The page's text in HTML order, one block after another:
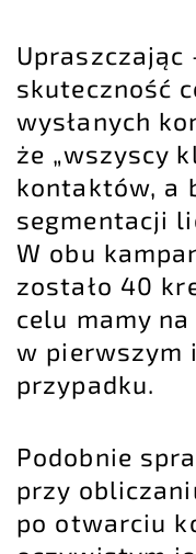
Upraszczając
skuteczność
wysłanych
że „wszyscy
kontaktów, a
segmentacji
W obu
zostało 40
celu mamy
w pierwszym
przypadku.
Podobnie
przy
po otwarciu